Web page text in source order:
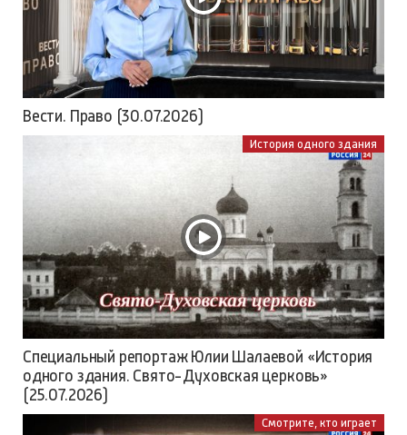
Вести. Право (30.07.2026)
История одного здания
Специальный репортаж Юлии Шалаевой «История
одного здания. Свято-Духовская церковь»
(25.07.2026)
Смотрите, кто играет